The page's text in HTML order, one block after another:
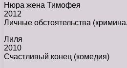
Нюра жена Тимофея
2012
Личные обстоятельства
Лиля
2010
Счастливый конец (комедия)